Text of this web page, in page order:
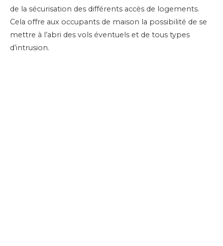
de la sécurisation des différents accès de logements.
Cela offre aux occupants de maison la possibilité de se
mettre à l’abri des vols éventuels et de tous types
d’intrusion.